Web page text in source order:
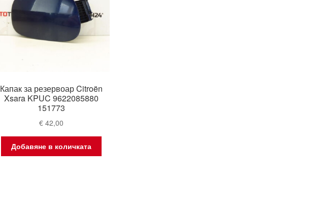
Капак за резервоар Citroën
Xsara KPUC 9622085880
151773
€42,00
Добавяне в количката